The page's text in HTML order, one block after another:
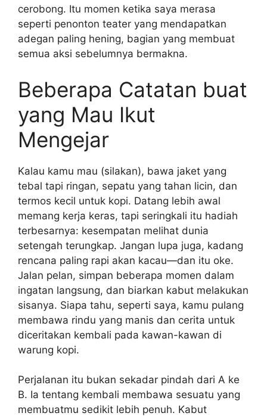
cerobong. Itu momen ketika saya merasa
seperti penonton teater yang mendapatkan
adegan paling hening, bagian yang membuat
semua aksi sebelumnya bermakna.
Beberapa Catatan buat
yang Mau Ikut
Mengejar
Kalau kamu mau (silakan), bawa jaket yang
tebal tapi ringan, sepatu yang tahan licin, dan
termos kecil untuk kopi. Datang lebih awal
memang kerja keras, tapi seringkali itu hadiah
terbesarnya: kesempatan melihat dunia
setengah terungkap. Jangan lupa juga, kadang
rencana paling rapi akan kacau—dan itu oke.
Jalan pelan, simpan beberapa momen dalam
ingatan langsung, dan biarkan kabut melakukan
sisanya. Siapa tahu, seperti saya, kamu pulang
membawa rindu yang manis dan cerita untuk
diceritakan kembali pada kawan-kawan di
warung kopi.
Perjalanan itu bukan sekadar pindah dari A ke
B. Ia tentang kembali membawa sesuatu yang
membuatmu sedikit lebih penuh. Kabut